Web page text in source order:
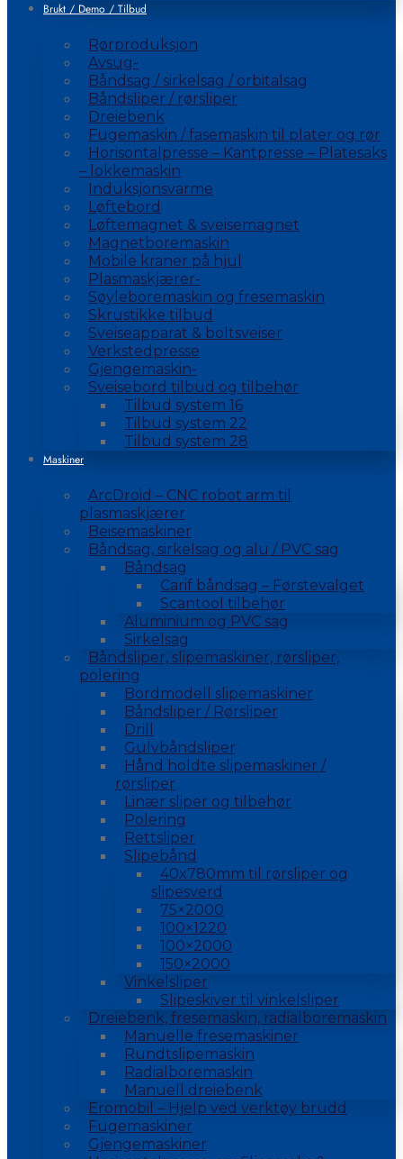
Brukt / Demo / Tilbud
Rørproduksjon
Avsug-
Båndsag / sirkelsag / orbitalsag
Båndsliper / rørsliper
Dreiebenk
Fugemaskin / fasemaskin til plater og rør
Horisontalpresse – Kantpresse – Platesaks
– lokkemaskin
Induksjonsvarme
Løftebord
Løftemagnet & sveisemagnet
Magnetboremaskin
Mobile kraner på hjul
Plasmaskjærer-
Søyleboremaskin og fresemaskin
Skrustikke tilbud
Sveiseapparat & boltsveiser
Verkstedpresse
Gjengemaskin-
Sveisebord tilbud og tilbehør
Tilbud system 16
Tilbud system 22
Tilbud system 28
Maskiner
ArcDroid – CNC robot arm til
plasmaskjærer
Beisemaskiner
Båndsag, sirkelsag og alu / PVC sag
Båndsag
Carif båndsag – Førstevalget
Scantool tilbehør
Aluminium og PVC sag
Sirkelsag
Båndsliper, slipemaskiner, rørsliper,
polering
Bordmodell slipemaskiner
Båndsliper / Rørsliper
Drill
Gulvbåndsliper
Hånd holdte slipemaskiner /
rørsliper
Linær sliper og tilbehør
Polering
Rettsliper
Slipebånd
40x780mm til rørsliper og
slipesverd
75×2000
100×1220
100×2000
150×2000
Vinkelsliper
Slipeskiver til vinkelsliper
Dreiebenk, fresemaskin, radialboremaskin
Manuelle fresemaskiner
Rundtslipemaskin
Radialboremaskin
Manuell dreiebenk
Eromobil – Hjelp ved verktøy brudd
Fugemaskiner
Gjengemaskiner